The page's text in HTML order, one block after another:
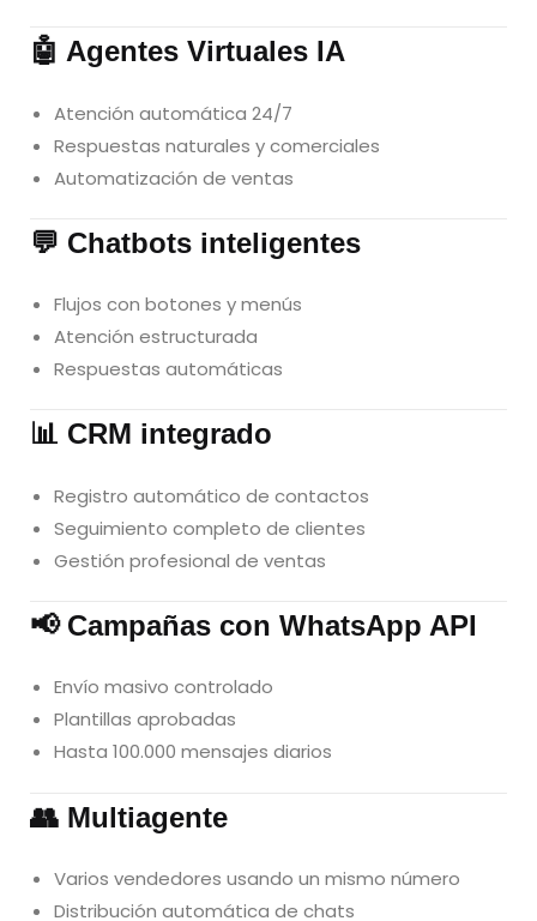
🤖 Agentes Virtuales IA
Atención automática 24/7
Respuestas naturales y comerciales
Automatización de ventas
💬 Chatbots inteligentes
Flujos con botones y menús
Atención estructurada
Respuestas automáticas
📊 CRM integrado
Registro automático de contactos
Seguimiento completo de clientes
Gestión profesional de ventas
📢 Campañas con WhatsApp API
Envío masivo controlado
Plantillas aprobadas
Hasta 100.000 mensajes diarios
👥 Multiagente
Varios vendedores usando un mismo número
Distribución automática de chats